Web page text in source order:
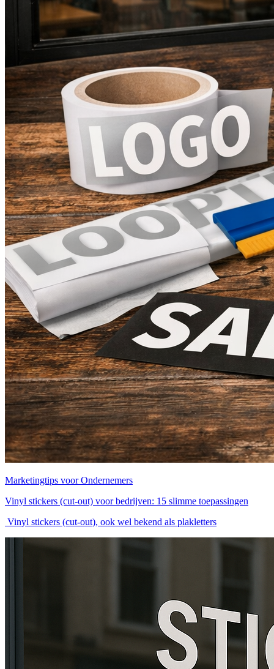
Marketingtips voor Ondernemers
Vinyl stickers (cut-out) voor bedrijven: 15 slimme toepassingen
Vinyl stickers (cut-out), ook wel bekend als plakletters